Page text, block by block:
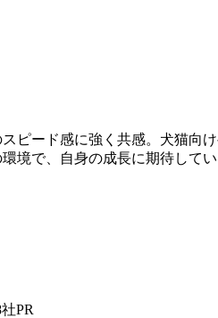
ピード感に強く共感。犬猫向
境で、自身の成長に期待してい
PR